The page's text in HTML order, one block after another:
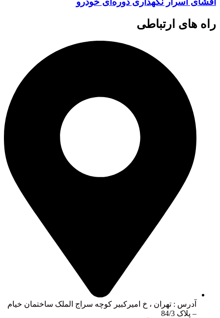
راه های ارتباطی
آدرس : تهران ، خ امیرکبیر کوچه سراج الملک ساختمان خیام
– پلاک 84/3